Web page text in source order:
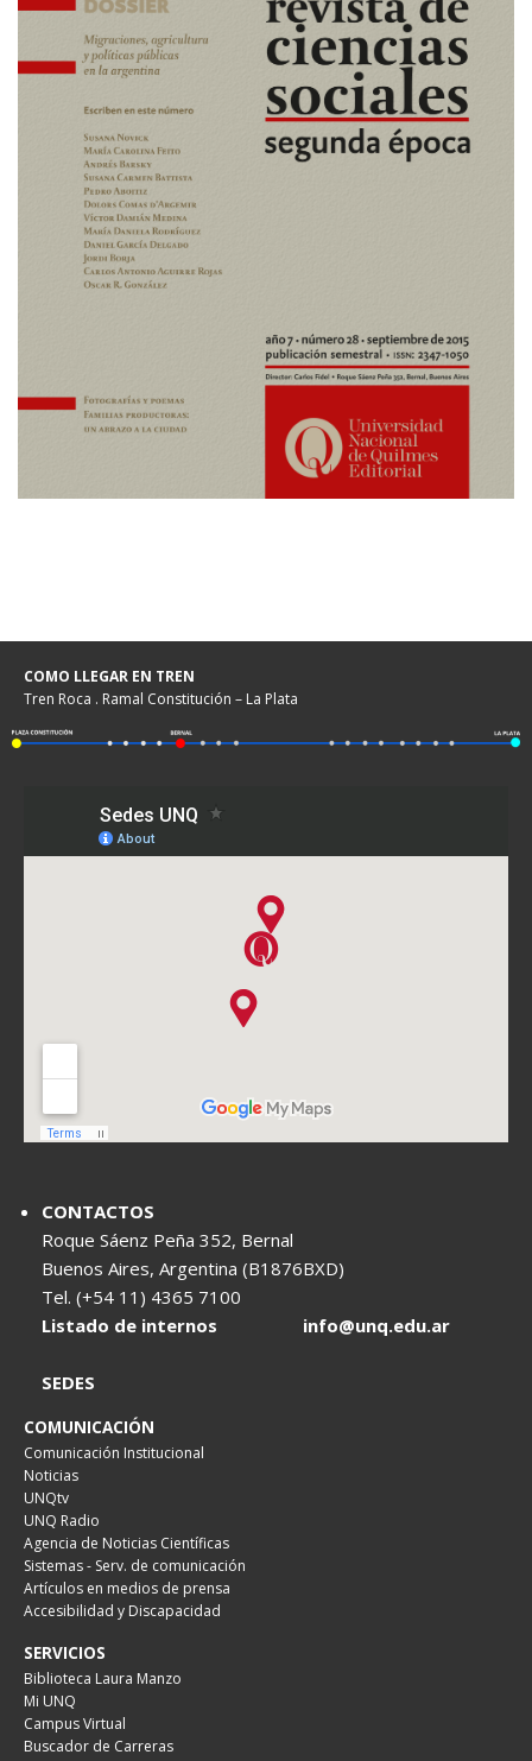
COMO LLEGAR EN TREN
Tren Roca . Ramal Constitución – La Plata
CONTACTOS
Roque Sáenz Peña 352, Bernal
Buenos Aires, Argentina (B1876BXD)
Tel. (+54 11) 4365 7100
Listado de internos
info@unq.edu.ar
SEDES
COMUNICACIÓN
Comunicación Institucional
Noticias
UNQtv
UNQ Radio
Agencia de Noticias Científicas
Sistemas - Serv. de comunicación
Artículos en medios de prensa
Accesibilidad y Discapacidad
SERVICIOS
Biblioteca Laura Manzo
Mi UNQ
Campus Virtual
Buscador de Carreras